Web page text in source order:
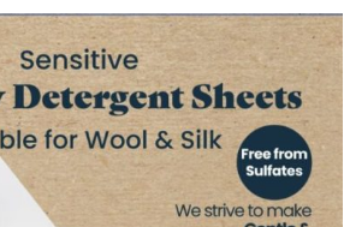
Dodajte
na listu
želja